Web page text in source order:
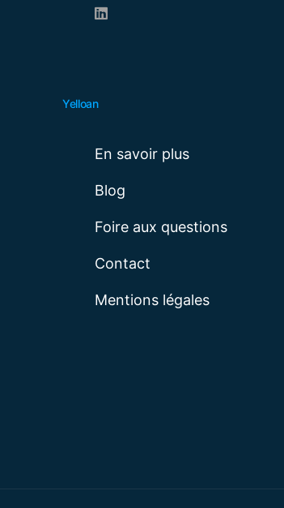
Yelloan
En savoir plus
Blog
Foire aux questions
Contact
Mentions légales